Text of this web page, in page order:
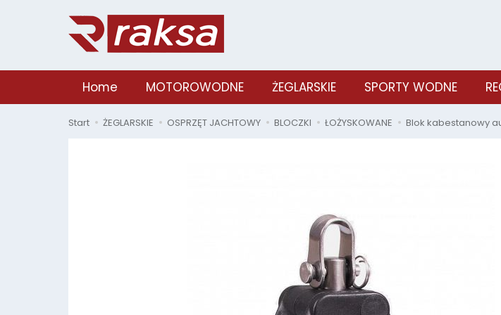
Home MOTOROWODNE ŻEGLARSKIE SPORTY WODNE
Start ŻEGLARSKIE OSPRZĘT JACHTOWY BLOCZKI ŁOŻYSKOWANE Blok kabestanowy